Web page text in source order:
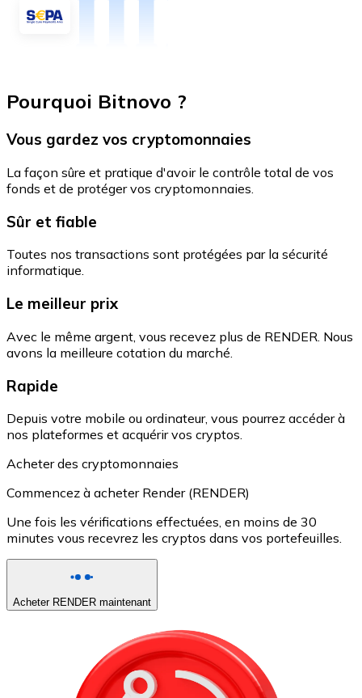
Pourquoi Bitnovo ?
Vous gardez vos cryptomonnaies
La façon sûre et pratique d'avoir le contrôle total de vos
fonds et de protéger vos cryptomonnaies.
Sûr et fiable
Toutes nos transactions sont protégées par la sécurité
informatique.
Le meilleur prix
Avec le même argent, vous recevez plus de RENDER. Nous
avons la meilleure cotation du marché.
Rapide
Depuis votre mobile ou ordinateur, vous pourrez accéder à
nos plateformes et acquérir vos cryptos.
Acheter des cryptomonnaies
Commencez à acheter Render (RENDER)
Une fois les vérifications effectuées, en moins de 30
minutes vous recevrez les cryptos dans vos portefeuilles.
Acheter RENDER maintenant